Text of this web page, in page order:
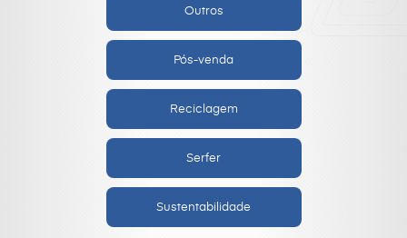
Outros
Pós-venda
Reciclagem
Serfer
Sustentabilidade